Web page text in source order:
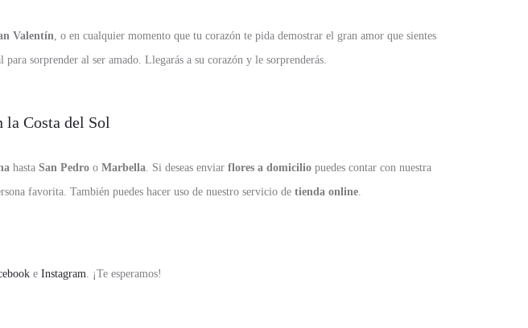
Valentín , o en cualquier momento que tu corazón te pida demostrar el gran amor que sientes
sorprender al ser amado. Llegarás a su corazón y le sorprenderás.
Costa del Sol
hasta San Pedro o Marbella . Si deseas enviar flores a domicilio puedes contar con nuestra
favorita. También puedes hacer uso de nuestro servicio de tienda online.
e Instagram . ¡Te esperamos!